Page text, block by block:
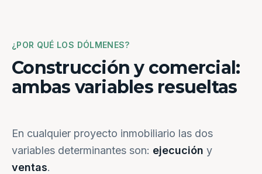
¿POR QUÉ LOS DÓLMENES?
Construcción y comercial:
ambas variables resueltas
En cualquier proyecto inmobiliario las dos
variables determinantes son: ejecución y
ventas.